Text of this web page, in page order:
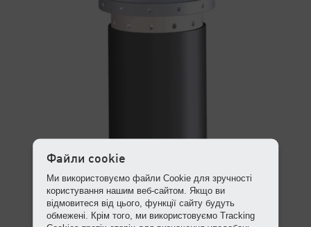
Файли cookie
Ми використовуємо файли Cookie для зручності
користування нашим веб-сайтом. Якщо ви
відмовитеся від цього, функції сайту будуть
обмежені. Крім того, ми використовуємо Tracking